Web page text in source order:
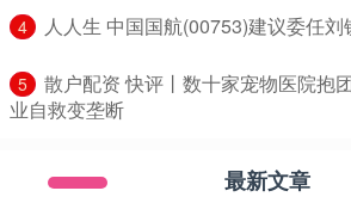
4 人人生 中国国航(00753)建议委任
5
散户配资 快评丨数十家宠物医院抱
业自救变垄断
最新文章